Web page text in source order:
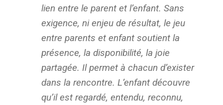
lien entre le parent et l’enfant. Sans
exigence, ni enjeu de résultat, le jeu
entre parents et enfant soutient la
présence, la disponibilité, la joie
partagée. Il permet à chacun d’exister
dans la rencontre. L’enfant découvre
qu’il est regardé, entendu, reconnu,